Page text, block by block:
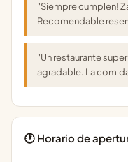
"Siempre cumplen!
Recomendable
"Un restaurante
agradable. La
🕐 Horario de